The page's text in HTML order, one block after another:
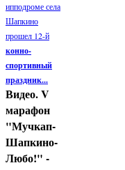
ипподроме села
Шапкино
прошел 12-й
конно-
спортивный
праздник...
Видео. V
марафон
"Мучкап-
Шапкино-
Любо!" -